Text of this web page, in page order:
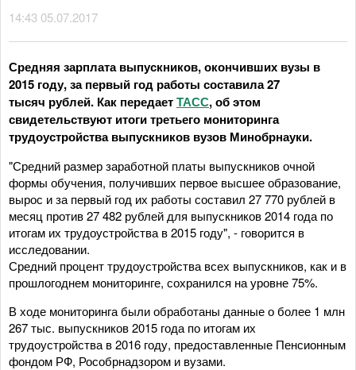
14:43 05.07.2017
Средняя зарплата выпускников, окончивших вузы в
2015 году, за первый год работы составила 27
тысяч рублей. Как передаетТАСС, об этом
свидетельствуют итоги третьего мониторинга
трудоустройства выпускников вузов Минобрнауки.
"Средний размер заработной платы выпускников очной
формы обучения, получивших первое высшее образование,
вырос и за первый год их работы составил 27 770 рублей в
месяц против 27 482 рублей для выпускников 2014 года по
итогам их трудоустройства в 2015 году", - говорится в
исследовании.
Средний процент трудоустройства всех выпускников, как и в
прошлогоднем мониторинге, сохранился на уровне 75%.
В ходе мониторинга были обработаны данные о более 1 млн
267 тыс. выпускников 2015 года по итогам их
трудоустройства в 2016 году, предоставленные Пенсионным
фондом РФ, Рособрнадзором и вузами.